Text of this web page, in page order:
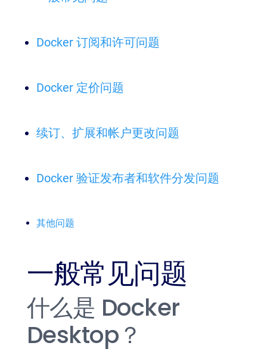
Docker 订阅和许可问题
Docker 定价问题
续订、扩展和帐户更改问题
Docker 验证发布者和软件分发问题
其他问题
一般常见问题
什么是 Docker
Desktop？